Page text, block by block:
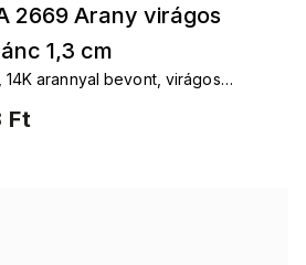
2669 Arany virágos
1,3 cm
Ft
14K arannyal bevont, virágos